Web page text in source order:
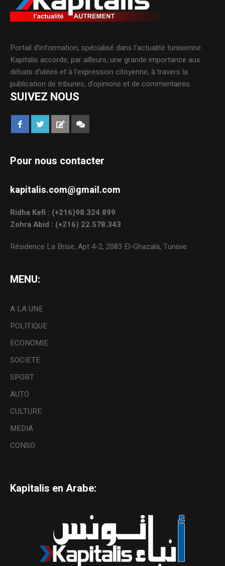
Portail d’information, spécialisé dans l’actualité tunisienne.
Kapitalis accorde, par ailleurs, une grande importance aux
débats d’idées et à l’expression citoyenne, à travers la
publication de tribunes, d’opinions et de commentaires.
SUIVEZ NOUS
Pour nous contacter
kapitalis.com@gmail.com
Ridha Kefi : (+216)98.324.899
Zohra Abid : (+216) 22.578.343
Résidence La Brise, Apt 4-2, 2083 El-Ghazala, Tunisie.
MENU:
A LA UNE
POLITIQUE
ECONOMIE
SOCIETE
SPORT
AUTO
CULTURE
MEDIA
CONSO
Kapitalis en Arabe: